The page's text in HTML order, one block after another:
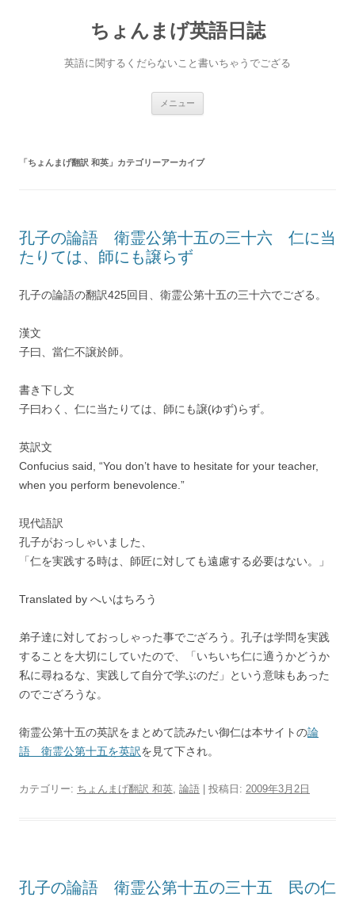
ちょんまげ英語日誌
英語に関するくだらないこと書いちゃうでござる
メニュー
ス
「ちょんまげ翻訳 和英 」カテゴリーアーカイブ
孔子の論語 衛霊公第十五の三十六 仁に当
たりては、師にも譲らず
孔子の論語の翻訳425回目、衛霊公第十五の三十六でござる。
漢文
子曰、當仁不譲於師。
書き下し文
子曰わく、仁に当たりては、師にも譲(ゆず)らず。
英訳文
Confucius said, “You don’t have to hesitate for your teacher,
when you perform benevolence.”
現代語訳
孔子がおっしゃいました、
「仁を実践する時は、師匠に対しても遠慮する必要はない。」
Translated by へいはちろう
弟子達に対しておっしゃった事でござろう。孔子は学問を実践
することを大切にしていたので、「いちいち仁に適うかどうか
私に尋ねるな、実践して自分で学ぶのだ」という意味もあった
のでござろうな。
衛霊公第十五の英訳をまとめて読みたい御仁は本サイトの論
語 衛霊公第十五を英訳を見て下され。
カテゴリー: ちょんまげ翻訳 和英, 論語 | 投稿日: 2009年3月2日
孔子の論語 衛霊公第十五の三十五 民の仁